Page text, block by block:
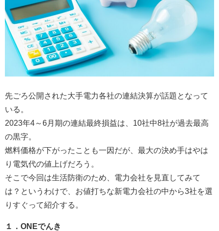
先ごろ公開された大手電力各社の連結決算が話題となって
いる。
2023年4～6月期の連結最終損益は、10社中8社が過去最高
の黒字。
燃料価格が下がったことも一因だが、最大の決め手はやは
り電気代の値上げだろう。
そこで今回は生活防衛のため、電力会社を見直してみて
は？というわけで、お値打ちな新電力会社の中から3社を選
りすぐって紹介する。
１．ONEでんき